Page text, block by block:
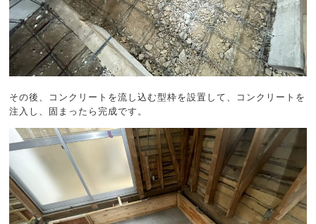
その後、コンクリートを流し込む型枠を設置して、コンクリートを
注入し、固まったら完成です。